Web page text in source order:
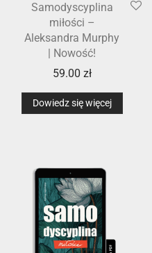
Samodyscyplina
miłości –
Aleksandra Murphy
| Nowość!
59.00 zł
Dowiedz się więcej